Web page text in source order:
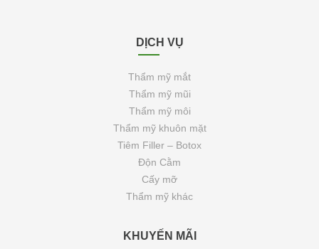
DỊCH VỤ
Thẩm mỹ mắt
Thẩm mỹ mũi
Thẩm mỹ môi
Thẩm mỹ khuôn mặt
Tiêm Filler – Botox
Độn Cằm
Cấy mỡ
Thẩm mỹ khác
KHUYẾN MÃI